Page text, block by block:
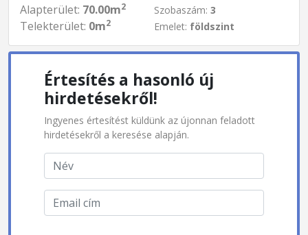
Alapterület: 70.00m2
Telekterület: 0m2
Szobaszám: 3
Emelet: földszint
Értesítés a hasonló új
hirdetésekről!
Ingyenes értesítést küldünk az újonnan feladott
hirdetésekről a keresése alapján.